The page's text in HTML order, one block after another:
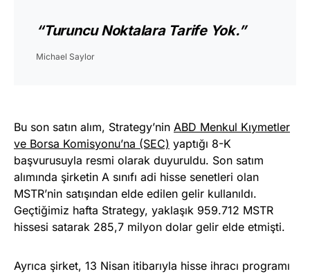
“Turuncu Noktalara Tarife Yok.”
Michael Saylor
Bu son satın alım, Strategy’nin ABD Menkul Kıymetler
ve Borsa Komisyonu’na (SEC) yaptığı 8-K
başvurusuyla resmi olarak duyuruldu. Son satım
alımında şirketin A sınıfı adi hisse senetleri olan
MSTR’nin satışından elde edilen gelir kullanıldı.
Geçtiğimiz hafta Strategy, yaklaşık 959.712 MSTR
hissesi satarak 285,7 milyon dolar gelir elde etmişti.
Ayrıca şirket, 13 Nisan itibarıyla hisse ihracı programı